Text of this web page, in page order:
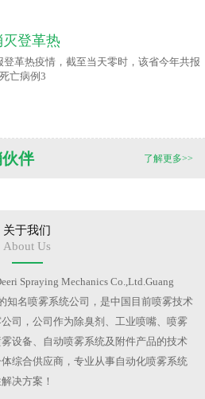
灭登革热
革热疫情，截至当天零时，该省今年共报
亡病例3
了解更多>>
伴
关于我们
About Us
Spraying Mechanics Co.,Ltd.Guang
知名喷雾系统公司，是中国目前喷雾技术
司，公司作为除臭剂、工业喷嘴、喷雾
设备、自动喷雾系统及附件产品的技术
综合供应商，专业从事自动化喷雾系统
决方案！